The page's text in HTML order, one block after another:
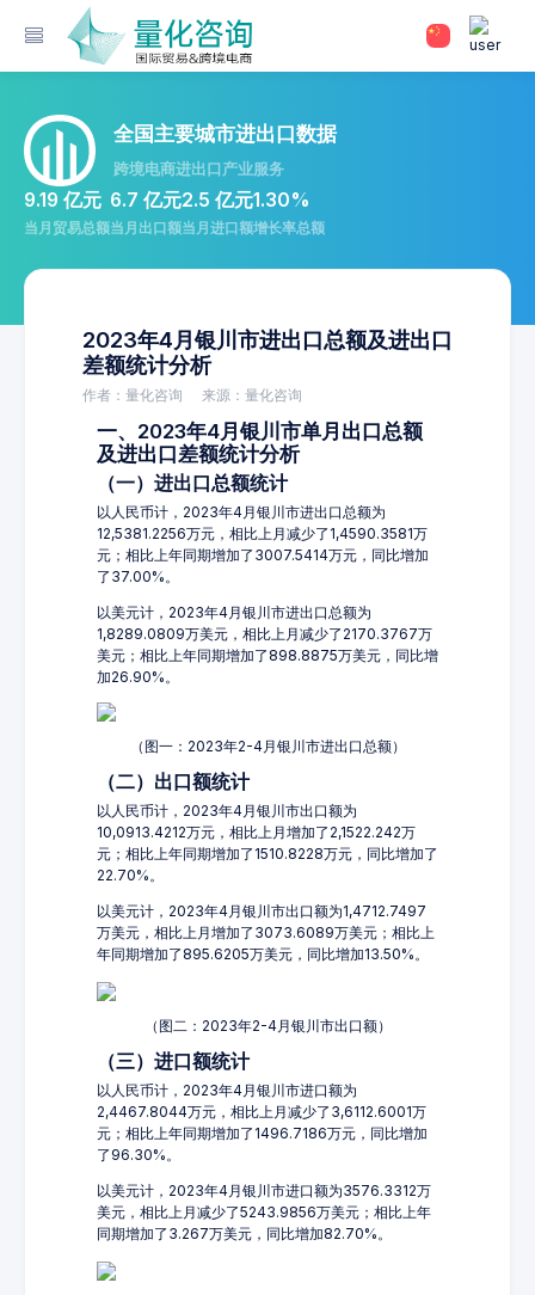
全国主要城市进出口数据
跨境电商进出口产业服务
9.19 亿元
当月贸易总额
6.7 亿元
当月出口额
2.5 亿元
当月进口额
1.30%
增长率总额
2023年4月银川市进出口总额及进出口
差额统计分析
作者：量化咨询 来源：量化咨询
一、2023年4月银川市单月出口总额
及进出口差额统计分析
（一）进出口总额统计
以人民币计，2023年4月银川市进出口总额为
12,5381.2256万元，相比上月减少了1,4590.3581万
元；相比上年同期增加了3007.5414万元，同比增加
了37.00%。
以美元计，2023年4月银川市进出口总额为
1,8289.0809万美元，相比上月减少了2170.3767万
美元；相比上年同期增加了898.8875万美元，同比增
加26.90%。
（图一：2023年2-4月银川市进出口总额）
（二）出口额统计
以人民币计，2023年4月银川市出口额为
10,0913.4212万元，相比上月增加了2,1522.242万
元；相比上年同期增加了1510.8228万元，同比增加了
22.70%。
以美元计，2023年4月银川市出口额为1,4712.7497
万美元，相比上月增加了3073.6089万美元；相比上
年同期增加了895.6205万美元，同比增加13.50%。
（图二：2023年2-4月银川市出口额）
（三）进口额统计
以人民币计，2023年4月银川市进口额为
2,4467.8044万元，相比上月减少了3,6112.6001万
元；相比上年同期增加了1496.7186万元，同比增加
了96.30%。
以美元计，2023年4月银川市进口额为3576.3312万
美元，相比上月减少了5243.9856万美元；相比上年
同期增加了3.267万美元，同比增加82.70%。